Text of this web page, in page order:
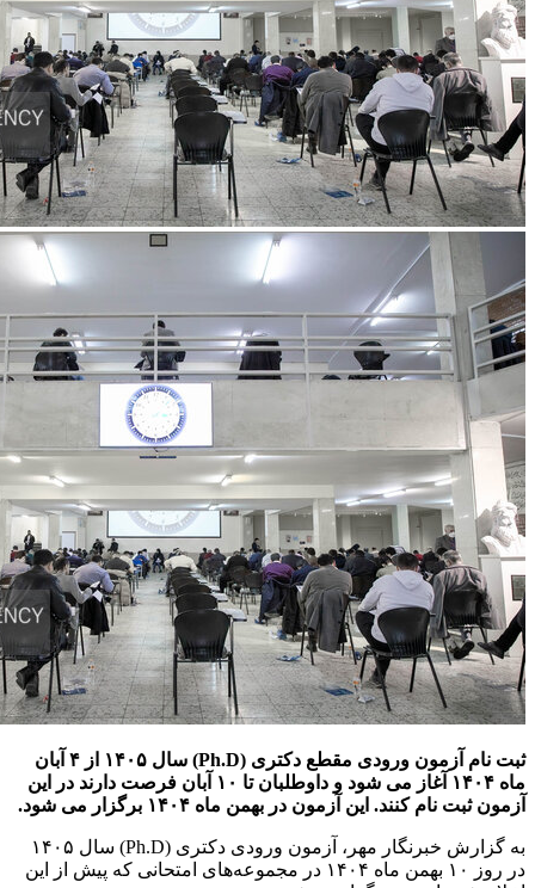
ثبت نام آزمون ورودی مقطع دکتری (Ph.D) سال ۱۴۰۵ از ۴ آبان
ماه ۱۴۰۴ آغاز می شود و داوطلبان تا ۱۰ آبان فرصت دارند در این
آزمون ثبت نام کنند. این آزمون در بهمن ماه ۱۴۰۴ برگزار می شود.
به گزارش خبرنگار مهر، آزمون ورودی دکتری (Ph.D) سال ۱۴۰۵
در روز ۱۰ بهمن ماه ۱۴۰۴ در مجموعه‌های امتحانی که پیش از این